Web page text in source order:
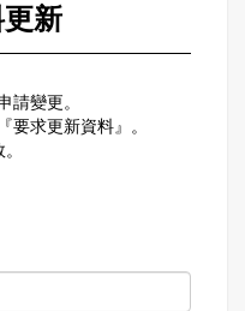
新
變更。
求更新資料』。